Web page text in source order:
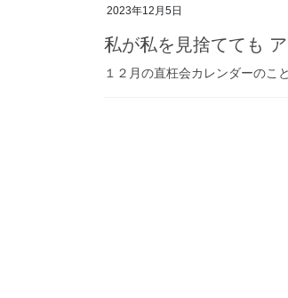
2023年12月5日
私が私を見捨てても
１２月の直枉会カレンダーのこ